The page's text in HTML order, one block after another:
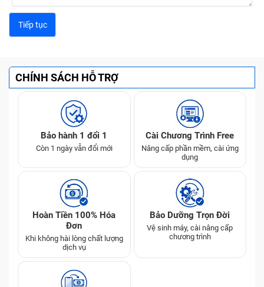
máy nhanh hết, sạc mau vào pin, sạc pin không đầy
100%,... nghiệm trọng hơn có thể khiến pin bị phù.
Bảo Hành One với quy trình sửa chữa chuyên nghiệp
cùng độ tin cậy lớn
Các dịch vụ sửa chữa điện thoại nổi bật tại
Bảo Hành One
Nếu như bạn đang tìm địa chỉ uy tín để tiến hành sửa
chữa chiếc điện thoại yêu quý của mình. Hãy nhanh
chóng liên hệ Bảo Hành One ngay bạn nhé. Là một
trong những địa chỉ sửa chữa điện thoại hàng đầu trong
lĩnh vực. Bảo Hành One tự tin mang đến khách hàng
dịch vụ tốt nhất, chuyên nghiệp nhất với chi phí phải
CHÍNH SÁCH HỖ TRỢ
Bảo hành 1 đổi 1
Còn 1 ngày vẫn đổi mới
Cài Chương Trình Free
Nâng cấp phần mềm, cài ứng
dụng
Hoàn Tiền 100% Hóa
Đơn
Khi không hài lòng chất lượng
dịch vụ
Bảo Dưỡng Trọn Đời
Vệ sinh máy, cài nâng cấp
chương trình